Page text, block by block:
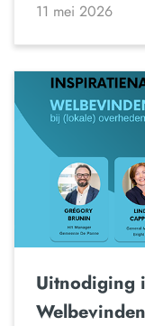
11 mei 2026
Uitnodiging